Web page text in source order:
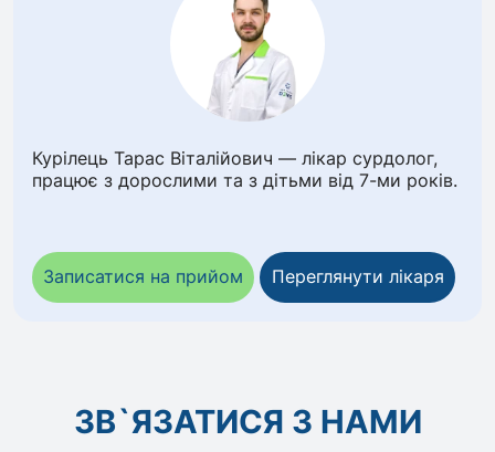
Курілець Тарас Віталійович — лікар сурдолог,
працює з дорослими та з дітьми від 7-ми років.
Записатися на прийом Переглянути лікаря
ЗВ`ЯЗАТИСЯ З НАМИ